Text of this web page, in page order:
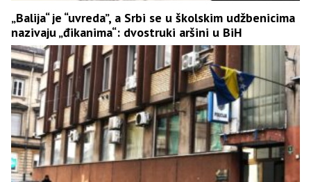
„Balija“ je “uvreda”, a Srbi se u školskim udžbenicima
nazivaju „đikanima“: dvostruki aršini u BiH